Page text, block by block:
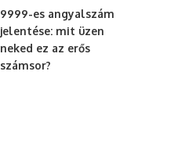
9999-es angyalszám
jelentése: mit üzen
neked ez az erős
számsor?